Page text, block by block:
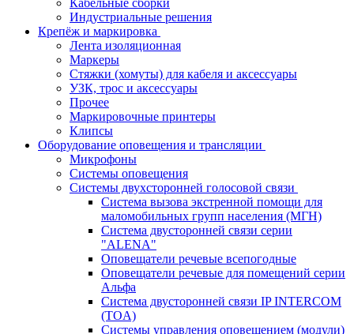
Кабельные сборки
Индустриальные решения
Крепёж и маркировка
Лента изоляционная
Маркеры
Стяжки (хомуты) для кабеля и аксессуары
УЗК, трос и аксессуары
Прочее
Маркировочные принтеры
Клипсы
Оборудование оповещения и трансляции
Микрофоны
Системы оповещения
Системы двухсторонней голосовой связи
Система вызова экстренной помощи для
маломобильных групп населения (МГН)
Система двусторонней связи серии
"ALENA"
Оповещатели речевые всепогодные
Оповещатели речевые для помещений серии
Альфа
Система двусторонней связи IP INTERCOM
(TOA)
Системы управления оповещением (модули)